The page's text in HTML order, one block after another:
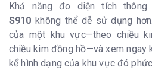
Khả năng đo diện tích thông
S910 không thể dễ sử dụng
của một khu vực—theo chiều
chiều kim đồng hồ—và xem ngay
kể hình dạng của khu vực đó